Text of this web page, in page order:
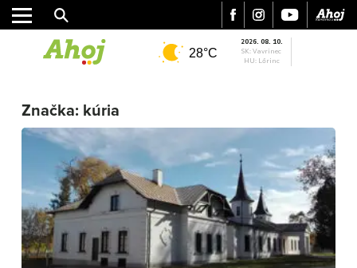
REGIÓN
KULTÚRA
FOTKY
VIDEO
MIX
28°C
2026. 08. 10.
SK: Vavrinec
HU: Lőrinc
Značka: kúria